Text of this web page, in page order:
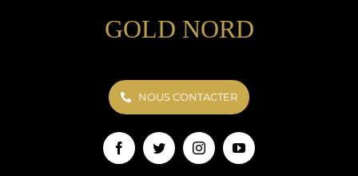
GOLD NORD
NOUS CONTACTER